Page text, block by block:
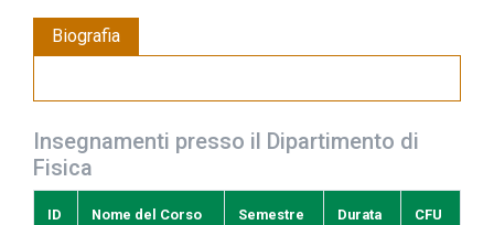
Biografia
Insegnamenti presso il Dipartimento di
Fisica
ID Nome del Corso Semestre Durata CFU